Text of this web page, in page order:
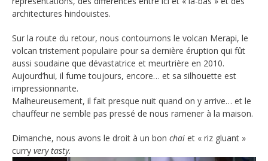
architectures hindouistes.
Sur la route du retour, nous contournons le volcan Merapi, le
volcan tristement populaire pour sa dernière éruption qui fût
aussi soudaine que dévastatrice et meurtrière en 2010.
Aujourd’hui, il fume toujours, encore… et sa silhouette est
impressionnante.
Malheureusement, il fait presque nuit quand on y arrive… et le
chauffeur ne semble pas pressé de nous ramener à la maison.
Dimanche, nous avons le droit à un bon chai et « riz gluant »
curry very tasty.